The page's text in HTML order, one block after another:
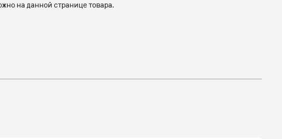
на данной странице товара.